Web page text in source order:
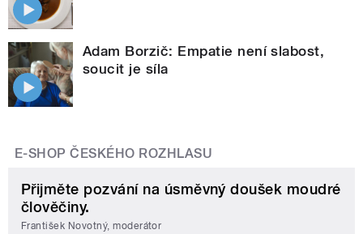
Adam Borzič: Empatie není slabost,
soucit je síla
E-SHOP ČESKÉHO ROZHLASU
Přijměte pozvání na úsměvný doušek moudré
člověčiny.
František Novotný, moderátor